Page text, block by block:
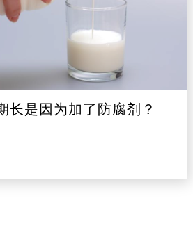
长是因为加了防腐剂？